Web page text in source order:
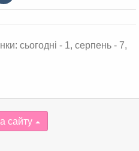
сьогодні - 1, серпень - 7,
сайту